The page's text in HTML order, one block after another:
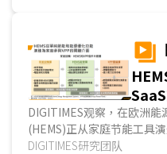
为Tesla、1X等业者积极布
发展方向，后续则将透过轻
升操作表现。...
机
DIGITIMES观察，在欧洲
(HEMS)正从家庭节能工具
面。透过HEMS与VPP协同
DIGITIMES研究团队